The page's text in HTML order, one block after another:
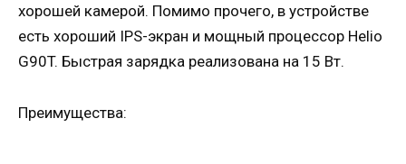
хорошей камерой. Помимо прочего, в устройстве
есть хороший IPS-экран и мощный процессор Helio
G90T. Быстрая зарядка реализована на 15 Вт.
Преимущества: